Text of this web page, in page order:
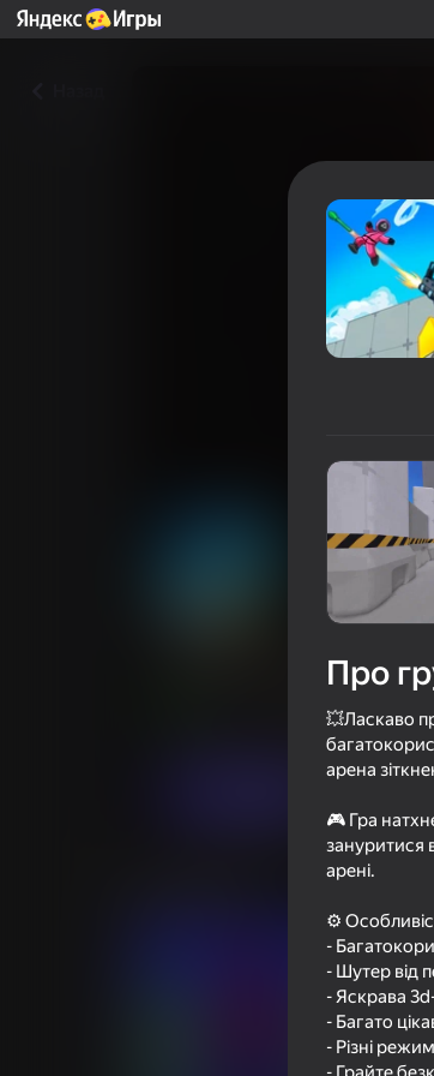
Арена Шутер
Мідкорні
Про
💥Ласкаво
арена
🎮 Гра
зануритися
арені.
⚙️
-
- Шутер від
- Яскрава
- Багато
- Різні